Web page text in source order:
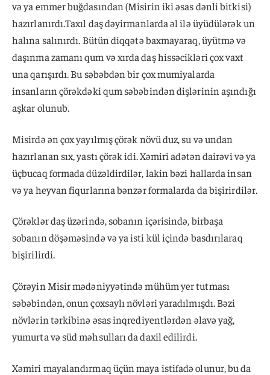
və ya emmer buğdasından (Misirin iki əsas dənli bitkisi)
hazırlanırdı.Taxıl daş dəyirmanlarda əl ilə üyüdülərək un
halına salınırdı. Bütün diqqətə baxmayaraq, üyütmə və
daşınma zamanı qum və xırda daş hissəcikləri çox vaxt
una qarışırdı. Bu səbəbdən bir çox mumiyalarda
insanların çörəkdəki qum səbəbindən dişlərinin aşındığı
aşkar olunub.
Misirdə ən çox yayılmış çörək növü duz, su və undan
hazırlanan sıx, yastı çörək idi. Xəmiri adətən dairəvi və ya
üçbucaq formada düzəldirdilər, lakin bəzi hallarda insan
və ya heyvan fiqurlarına bənzər formalarda da bişirirdilər.
Çörəklər daş üzərində, sobanın içərisində, birbaşa
sobanın döşəməsində və ya isti kül içində basdırılaraq
bişirilirdi.
Çörəyin Misir mədəniyyətində mühüm yer tutması
səbəbindən, onun çoxsaylı növləri yaradılmışdı. Bəzi
növlərin tərkibinə əsas inqrediyentlərdən əlavə yağ,
yumurta və süd məhsulları da daxil edilirdi.
Xəmiri mayalandırmaq üçün maya istifadə olunur, bu da